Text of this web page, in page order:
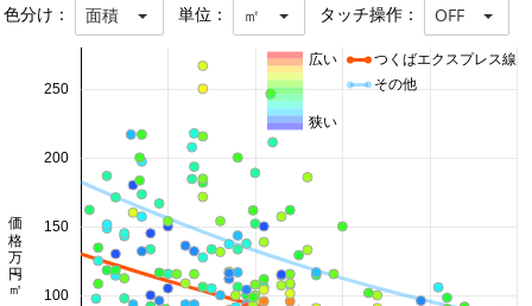
色分け： 面積 単位： ㎡ タッチ操作： OFF
100
150
200
250
価格 万円/㎡
つくばエクスプレス線
その他
広い
狭い